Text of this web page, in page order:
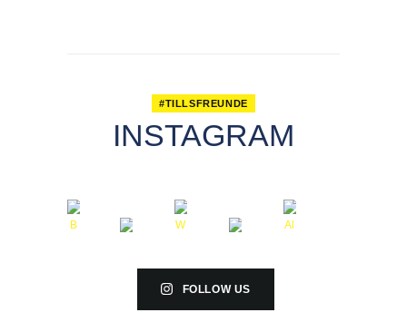
#TILLSFREUNDE
INSTAGRAM
FOLLOW US